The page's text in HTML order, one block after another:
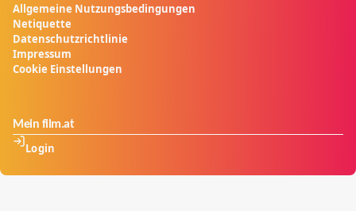
Allgemeine Nutzungsbedingungen
Netiquette
Datenschutzrichtlinie
Impressum
Cookie Einstellungen
Mein film.at
Login